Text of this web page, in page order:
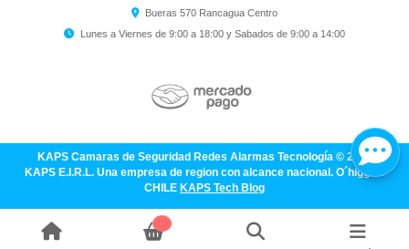
Bueras 570 Rancagua Centro
Lunes a Viernes de 9:00 a 18:00 y Sabados de 9:00 a 14:00
KAPS Camaras de Seguridad Redes Alarmas Tecnología © 2026
KAPS E.I.R.L. Una empresa de region con alcance nacional. O´higgins
CHILE KAPS Tech Blog